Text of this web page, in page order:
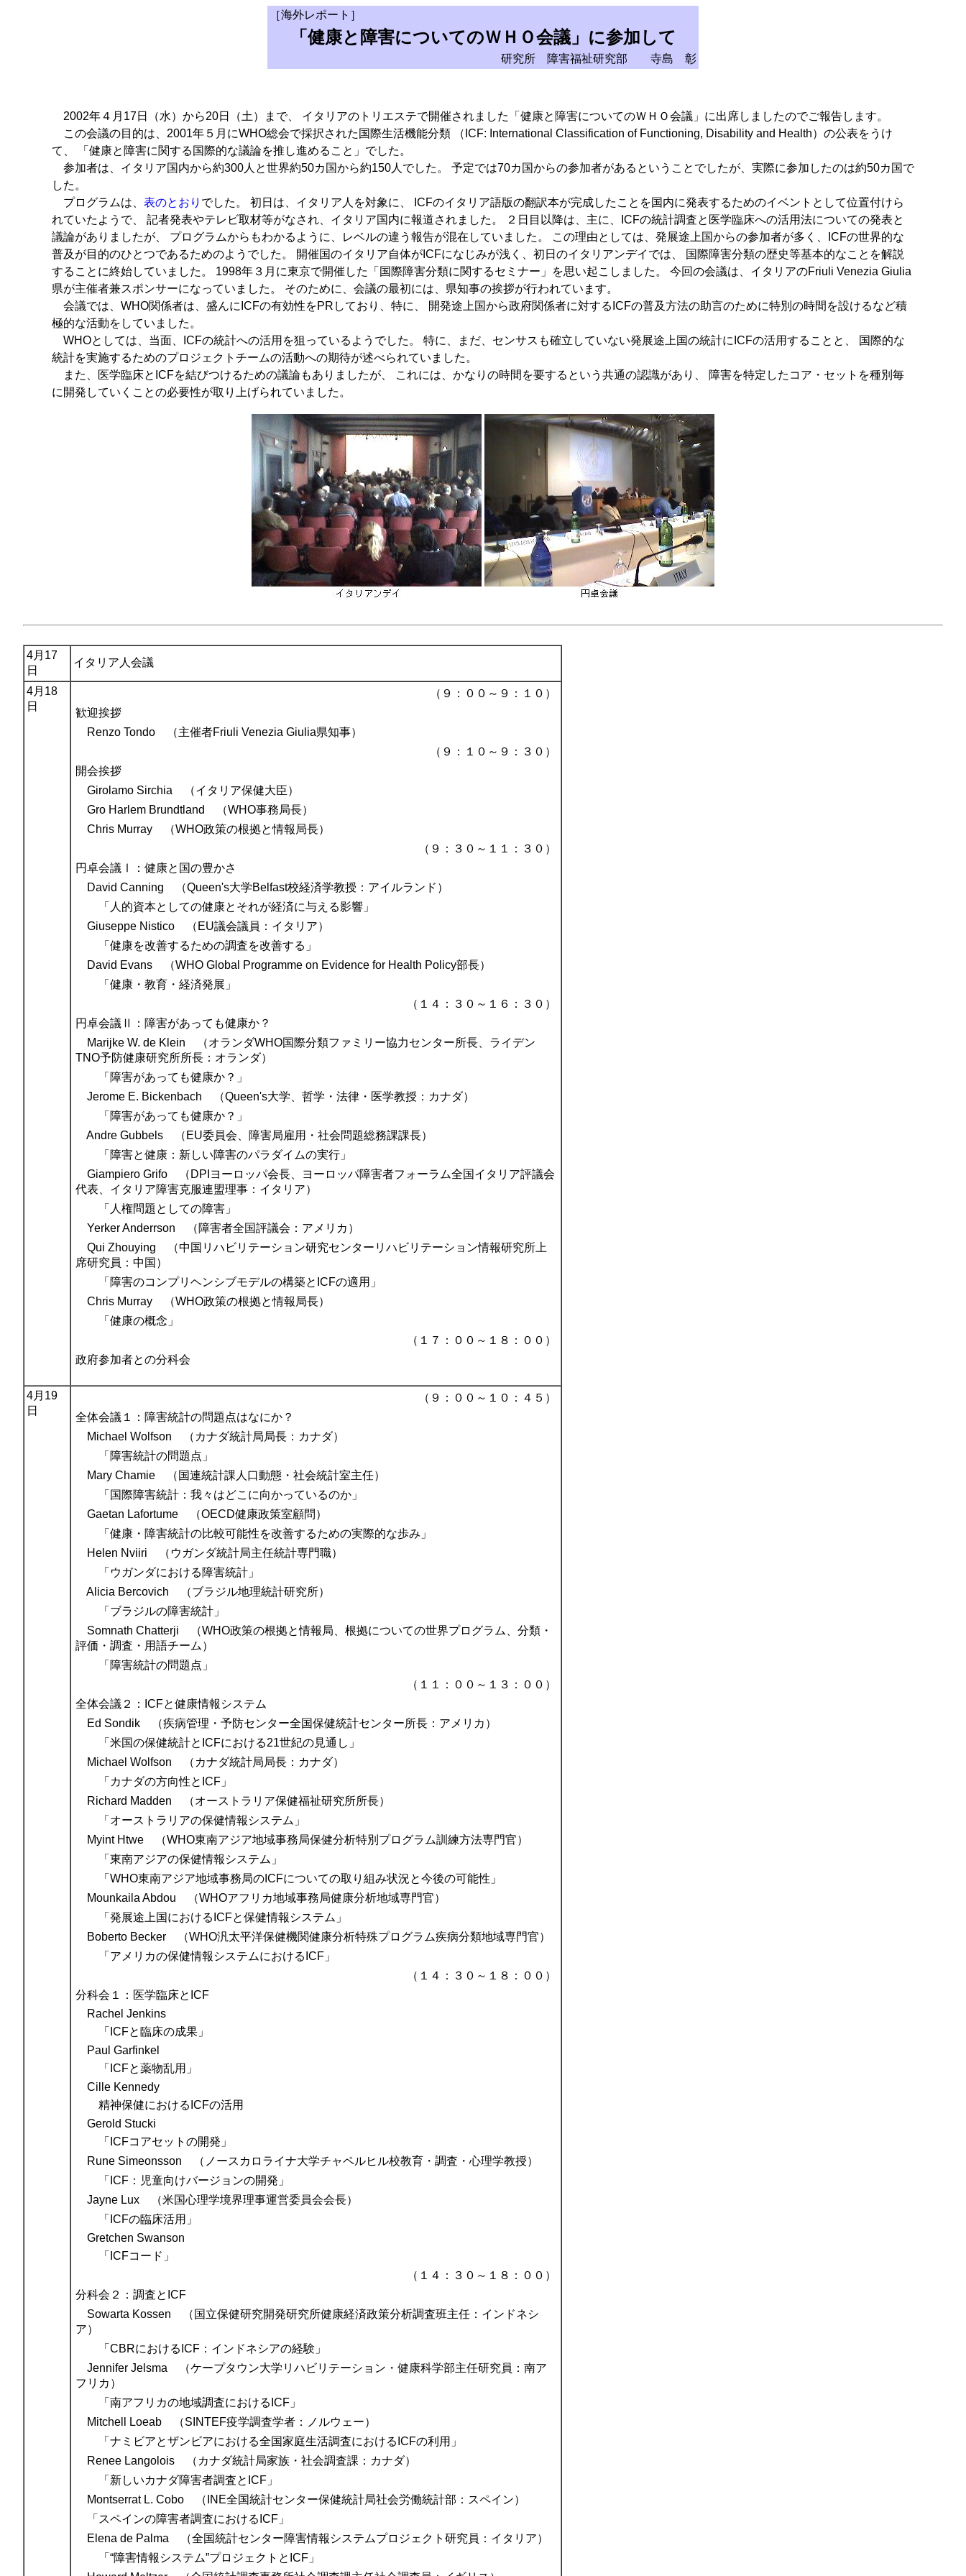
［海外レポート］
「健康と障害についてのＷＨＯ会議」に参加して
研究所 障害福祉研究部 寺島 彰
2002年４月17日（水）から20日（土）まで、 イタリアのトリエステで開催されました「健康と障害についてのＷＨＯ会議」に出席しましたのでご報告します。
この会議の目的は、2001年５月にWHO総会で採択された国際生活機能分類 （ICF: International Classification of Functioning, Disability and Health）の公表をうけ
て、 「健康と障害に関する国際的な議論を推し進めること」でした。
参加者は、イタリア国内から約300人と世界約50カ国から約150人でした。 予定では70カ国からの参加者があるということでしたが、実際に参加したのは約50カ国で
した。
プログラムは、 表のとおり でした。 初日は、イタリア人を対象に、 ICFのイタリア語版の翻訳本が完成したことを国内に発表するためのイベントとして位置付けら
れていたようで、 記者発表やテレビ取材等がなされ、イタリア国内に報道されました。 ２日目以降は、主に、ICFの統計調査と医学臨床への活用法についての発表と
議論がありましたが、 プログラムからもわかるように、レベルの違う報告が混在していました。 この理由としては、発展途上国からの参加者が多く、ICFの世界的な
普及が目的のひとつであるためのようでした。 開催国のイタリア自体がICFになじみが浅く、初日のイタリアンデイでは、 国際障害分類の歴史等基本的なことを解説
することに終始していました。 1998年３月に東京で開催した「国際障害分類に関するセミナー」を思い起こしました。 今回の会議は、イタリアのFriuli Venezia Giulia
県が主催者兼スポンサーになっていました。 そのために、会議の最初には、県知事の挨拶が行われています。
会議では、WHO関係者は、盛んにICFの有効性をPRしており、特に、 開発途上国から政府関係者に対するICFの普及方法の助言のために特別の時間を設けるなど積
極的な活動をしていました。
WHOとしては、当面、ICFの統計への活用を狙っているようでした。 特に、まだ、センサスも確立していない発展途上国の統計にICFの活用することと、 国際的な
統計を実施するためのプロジェクトチームの活動への期待が述べられていました。
また、医学臨床とICFを結びつけるための議論もありましたが、 これには、かなりの時間を要するという共通の認識があり、 障害を特定したコア・セットを種別毎
に開発していくことの必要性が取り上げられていました。
4月17
日
イタリア人会議
4月18
日
（９：００～９：１０）
歓迎挨拶
Renzo Tondo （主催者Friuli Venezia Giulia県知事）
（９：１０～９：３０）
開会挨拶
Girolamo Sirchia （イタリア保健大臣）
Gro Harlem Brundtland （WHO事務局長）
Chris Murray （WHO政策の根拠と情報局長）
（９：３０～１１：３０）
円卓会議Ⅰ：健康と国の豊かさ
David Canning （Queen's大学Belfast校経済学教授：アイルランド）
「人的資本としての健康とそれが経済に与える影響」
Giuseppe Nistico （EU議会議員：イタリア）
「健康を改善するための調査を改善する」
David Evans （WHO Global Programme on Evidence for Health Policy部長）
「健康・教育・経済発展」
（１４：３０～１６：３０）
円卓会議Ⅱ：障害があっても健康か？
Marijke W. de Klein （オランダWHO国際分類ファミリー協力センター所長、ライデン
TNO予防健康研究所所長：オランダ）
「障害があっても健康か？」
Jerome E. Bickenbach （Queen's大学、哲学・法律・医学教授：カナダ）
「障害があっても健康か？」
Andre Gubbels （EU委員会、障害局雇用・社会問題総務課課長）
「障害と健康：新しい障害のパラダイムの実行」
Giampiero Grifo （DPIヨーロッパ会長、ヨーロッパ障害者フォーラム全国イタリア評議会
代表、イタリア障害克服連盟理事：イタリア）
「人権問題としての障害」
Yerker Anderrson （障害者全国評議会：アメリカ）
Qui Zhouying （中国リハビリテーション研究センターリハビリテーション情報研究所上
席研究員：中国）
「障害のコンプリヘンシブモデルの構築とICFの適用」
Chris Murray （WHO政策の根拠と情報局長）
「健康の概念」
（１７：００～１８：００）
政府参加者との分科会
4月19
日
（９：００～１０：４５）
全体会議１：障害統計の問題点はなにか？
Michael Wolfson （カナダ統計局局長：カナダ）
「障害統計の問題点」
Mary Chamie （国連統計課人口動態・社会統計室主任）
「国際障害統計：我々はどこに向かっているのか」
Gaetan Lafortume （OECD健康政策室顧問）
「健康・障害統計の比較可能性を改善するための実際的な歩み」
Helen Nviiri （ウガンダ統計局主任統計専門職）
「ウガンダにおける障害統計」
Alicia Bercovich （ブラジル地理統計研究所）
「ブラジルの障害統計」
Somnath Chatterji （WHO政策の根拠と情報局、根拠についての世界プログラム、分類・
評価・調査・用語チーム）
「障害統計の問題点」
（１１：００～１３：００）
全体会議２：ICFと健康情報システム
Ed Sondik （疾病管理・予防センター全国保健統計センター所長：アメリカ）
「米国の保健統計とICFにおける21世紀の見通し」
Michael Wolfson （カナダ統計局局長：カナダ）
「カナダの方向性とICF」
Richard Madden （オーストラリア保健福祉研究所所長）
「オーストラリアの保健情報システム」
Myint Htwe （WHO東南アジア地域事務局保健分析特別プログラム訓練方法専門官）
「東南アジアの保健情報システム」
「WHO東南アジア地域事務局のICFについての取り組み状況と今後の可能性」
Mounkaila Abdou （WHOアフリカ地域事務局健康分析地域専門官）
「発展途上国におけるICFと保健情報システム」
Boberto Becker （WHO汎太平洋保健機関健康分析特殊プログラム疾病分類地域専門官）
「アメリカの保健情報システムにおけるICF」
（１４：３０～１８：００）
分科会１：医学臨床とICF
Rachel Jenkins
「ICFと臨床の成果」
Paul Garfinkel
「ICFと薬物乱用」
Cille Kennedy
精神保健におけるICFの活用
Gerold Stucki
「ICFコアセットの開発」
Rune Simeonsson （ノースカロライナ大学チャペルヒル校教育・調査・心理学教授）
「ICF：児童向けバージョンの開発」
Jayne Lux （米国心理学境界理事運営委員会会長）
「ICFの臨床活用」
Gretchen Swanson
「ICFコード」
（１４：３０～１８：００）
分科会２：調査とICF
Sowarta Kossen （国立保健研究開発研究所健康経済政策分析調査班主任：インドネシ
ア）
「CBRにおけるICF：インドネシアの経験」
Jennifer Jelsma （ケープタウン大学リハビリテーション・健康科学部主任研究員：南ア
フリカ）
「南アフリカの地域調査におけるICF」
Mitchell Loeab （SINTEF疫学調査学者：ノルウェー）
「ナミビアとザンビアにおける全国家庭生活調査におけるICFの利用」
Renee Langolois （カナダ統計局家族・社会調査課：カナダ）
「新しいカナダ障害者調査とICF」
Montserrat L. Cobo （INE全国統計センター保健統計局社会労働統計部：スペイン）
「スペインの障害者調査におけるICF」
Elena de Palma （全国統計センター障害情報システムプロジェクト研究員：イタリア）
「“障害情報システム”プロジェクトとICF」